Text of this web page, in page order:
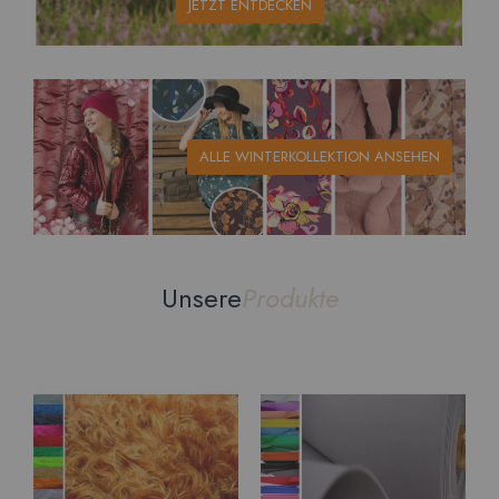
JETZT ENTDECKEN
ALLE WINTERKOLLEKTION ANSEHEN
UnsereProdukte